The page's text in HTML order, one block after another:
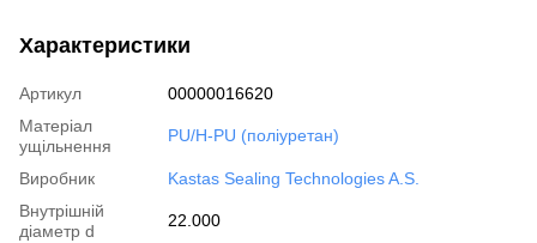
Характеристики
Артикул
00000016620
Матеріал
ущільнення
PU/H-PU (поліуретан)
Виробник
Kastas Sealing Technologies A.S.
Внутрішній
діаметр d
22.000